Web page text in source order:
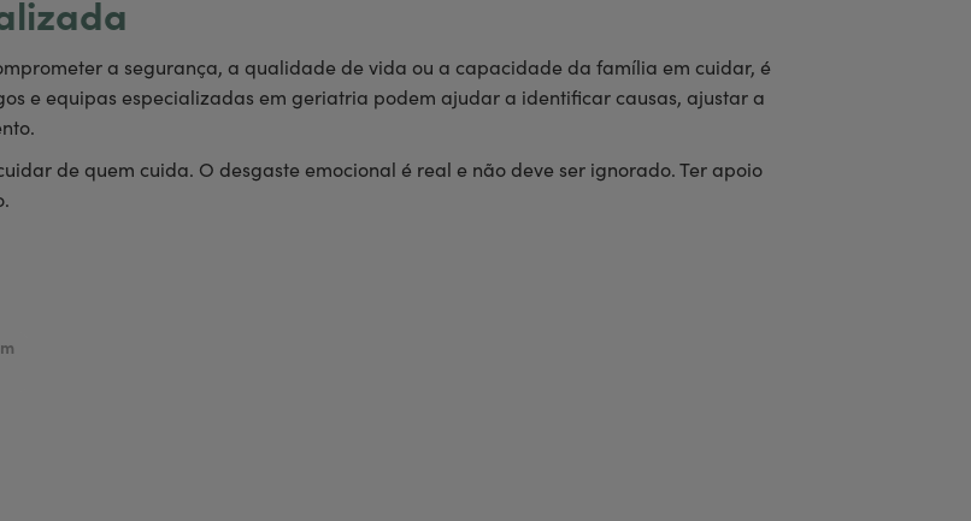
a segurança, a qualidade de vida ou a capacidade da família em cuidar, é
e equipas especializadas em geriatria podem ajudar a identificar causas, ajustar a
de quem cuida. O desgaste emocional é real e não deve ser ignorado. Ter apoio